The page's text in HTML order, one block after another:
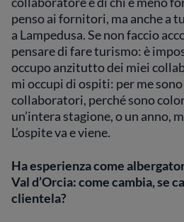
penso ai fornitori, ma anche a
a Lampedusa. Se non faccio
pensare di fare turismo: è
occupo anzitutto dei miei
mi occupi di ospiti: per me
collaboratori, perché sono
un’intera stagione, o un anno,
L’ospite va e viene.
Ha esperienza come
Val d’Orcia: come cambia, se
clientela?